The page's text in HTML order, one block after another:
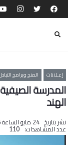
إعـلانات المنح وبرامج
المدرسة
الهند
نشر بتاريخ 24 مايو الساعة 9:16 pm
عدد المشاهدات: 110